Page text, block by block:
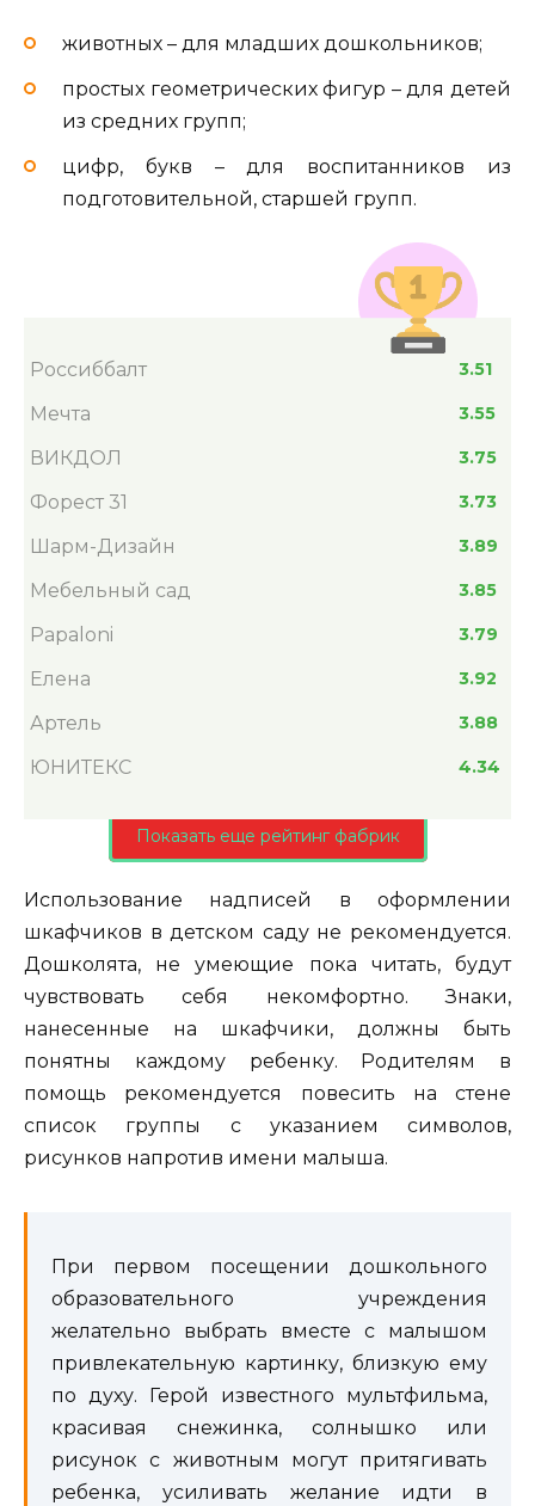
животных – для младших дошкольников;
простых геометрических фигур – для детей
из средних групп;
цифр, букв – для воспитанников из
подготовительной, старшей групп.
Россиббалт 3.51
Мечта 3.55
ВИКДОЛ 3.75
Форест 31 3.73
Шарм-Дизайн 3.89
Мебельный сад 3.85
Papaloni 3.79
Елена 3.92
Артель 3.88
ЮНИТЕКС 4.34
Показать еще рейтинг фабрик
Использование надписей в оформлении
шкафчиков в детском саду не рекомендуется.
Дошколята, не умеющие пока читать, будут
чувствовать себя некомфортно. Знаки,
нанесенные на шкафчики, должны быть
понятны каждому ребенку. Родителям в
помощь рекомендуется повесить на стене
список группы с указанием символов,
рисунков напротив имени малыша.
При первом посещении дошкольного
образовательного учреждения
желательно выбрать вместе с малышом
привлекательную картинку, близкую ему
по духу. Герой известного мультфильма,
красивая снежинка, солнышко или
рисунок с животным могут притягивать
ребенка, усиливать желание идти в